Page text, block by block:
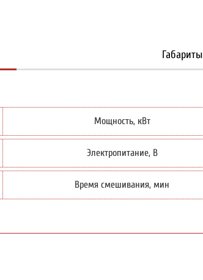
Габариты
Мощность, кВт
Электропитание, В
Время смешивания, мин